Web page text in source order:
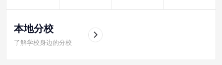
本地分校
了解学校身边的分校